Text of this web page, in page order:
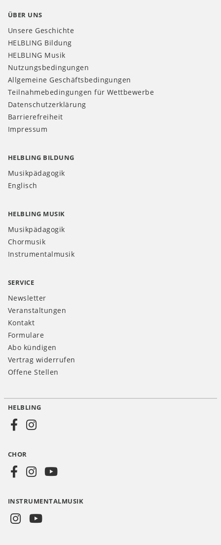
ÜBER UNS
Unsere Geschichte
HELBLING Bildung
HELBLING Musik
Nutzungsbedingungen
Allgemeine Geschäftsbedingungen
Teilnahmebedingungen für Wettbewerbe
Datenschutzerklärung
Barrierefreiheit
Impressum
HELBLING BILDUNG
Musikpädagogik
Englisch
HELBLING MUSIK
Musikpädagogik
Chormusik
Instrumentalmusik
SERVICE
Newsletter
Veranstaltungen
Kontakt
Formulare
Abo kündigen
Vertrag widerrufen
Offene Stellen
Social
CH
HELBLING
CHOR
INSTRUMENTALMUSIK